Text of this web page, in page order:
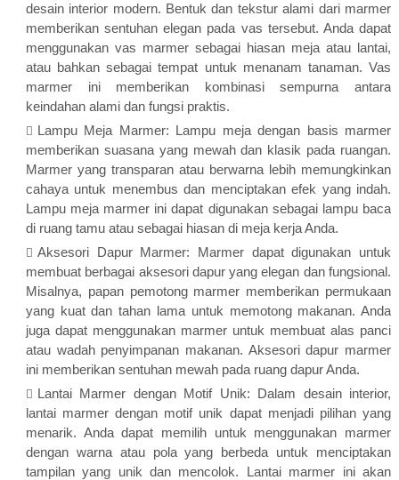
desain interior modern. Bentuk dan tekstur alami dari marmer
memberikan sentuhan elegan pada vas tersebut. Anda dapat
menggunakan vas marmer sebagai hiasan meja atau lantai,
atau bahkan sebagai tempat untuk menanam tanaman. Vas
marmer ini memberikan kombinasi sempurna antara
keindahan alami dan fungsi praktis.
Lampu Meja Marmer: Lampu meja dengan basis marmer
memberikan suasana yang mewah dan klasik pada ruangan.
Marmer yang transparan atau berwarna lebih memungkinkan
cahaya untuk menembus dan menciptakan efek yang indah.
Lampu meja marmer ini dapat digunakan sebagai lampu baca
di ruang tamu atau sebagai hiasan di meja kerja Anda.
Aksesori Dapur Marmer: Marmer dapat digunakan untuk
membuat berbagai aksesori dapur yang elegan dan fungsional.
Misalnya, papan pemotong marmer memberikan permukaan
yang kuat dan tahan lama untuk memotong makanan. Anda
juga dapat menggunakan marmer untuk membuat alas panci
atau wadah penyimpanan makanan. Aksesori dapur marmer
ini memberikan sentuhan mewah pada ruang dapur Anda.
Lantai Marmer dengan Motif Unik: Dalam desain interior,
lantai marmer dengan motif unik dapat menjadi pilihan yang
menarik. Anda dapat memilih untuk menggunakan marmer
dengan warna atau pola yang berbeda untuk menciptakan
tampilan yang unik dan mencolok. Lantai marmer ini akan